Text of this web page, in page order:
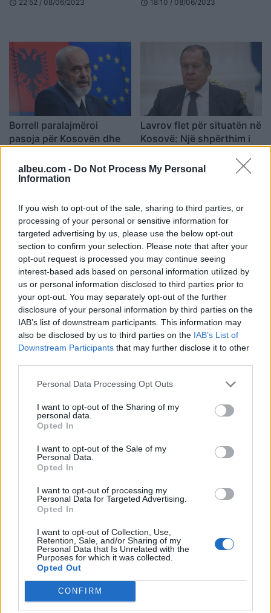
albeu.com - Do Not Process My Personal
Information
If you wish to opt-out of the sale, sharing to third parties, or
processing of your personal or sensitive information for
targeted advertising by us, please use the below opt-out
section to confirm your selection. Please note that after your
opt-out request is processed you may continue seeing
interest-based ads based on personal information utilized by
us or personal information disclosed to third parties prior to
your opt-out. You may separately opt-out of the further
disclosure of your personal information by third parties on the
IAB’s list of downstream participants. This information may
also be disclosed by us to third parties on the IAB’s List of
Downstream Participants that may further disclose it to other
Personal Data Processing Opt Outs
I want to opt-out of the Sharing of my
personal data.
Opted In
I want to opt-out of the Sale of my
Personal Data.
Opted In
I want to opt-out of processing my
Personal Data for Targeted Advertising.
Opted In
I want to opt-out of Collection, Use,
Retention, Sale, and/or Sharing of my
Personal Data that Is Unrelated with the
Purposes for which it was collected.
Opted Out
CONFIRM
schedule 22:52 / 08/06/2023 schedule 18:10 / 08/06/2023
Borrell paralajmëroi
pasoja për Kosovën dhe
të ishte më e qartë se kaq!
16:47 / 03/06/2023
Lavrov flet për situatën në
Kosovë: Një shpërthim i
qendër të Evropës
schedule 15:58 / 29/05/2023
Diplomacia perëndimore
kërkon shmangien e
veprimeve të njëanshme
në veriun e Kosovës
23:38 / 28/05/2023
“Do të ndodhë diçka që
nuk e kemi parë”, Vuçiç
thotë se i druhet konfliktit
në Kosovë
schedule 22:07 / 28/05/2023
Tentoi të vriste fqinjin me
sëpatë pas konfliktit për
motive të dobëta,
arrestohet 38-vjeçari në
Pogradec
13:53 / 26/05/2023
vjeçarin pas një konflikti,
arrestohet autori në Vaun
Sherr për një vajzë, kërcet